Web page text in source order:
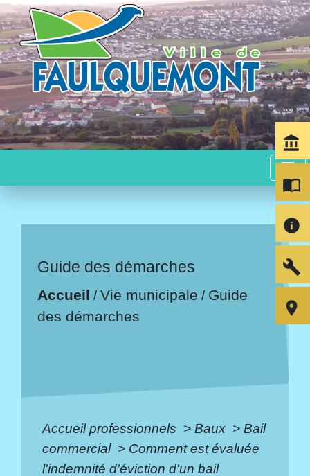
menu
Guide des démarches
Accueil /Vie municipale / Guide
des démarches
Accueil professionnels > Baux > Bail
commercial > Comment est évaluée
l'indemnité d'éviction d'un bail
account_balance
import_contacts
info
build
room